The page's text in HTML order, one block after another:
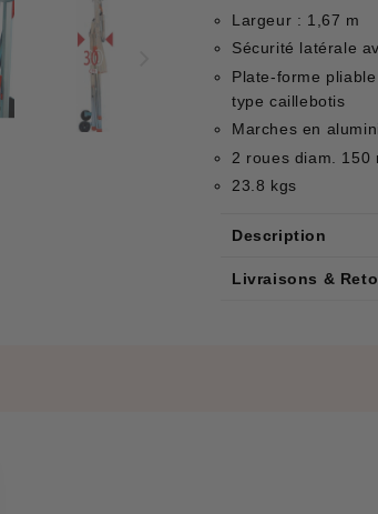
Largeur : 1,67 m
Sécurité latérale
Plate-forme
type caillebotis
Marches en
2 roues diam. 150
23.8 kgs
Description
Livraisons &